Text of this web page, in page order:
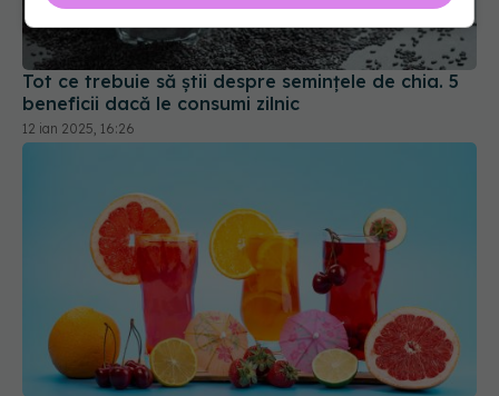
Tot ce trebuie să știi despre semințele de chia. 5
beneficii dacă le consumi zilnic
12 ian 2025, 16:26